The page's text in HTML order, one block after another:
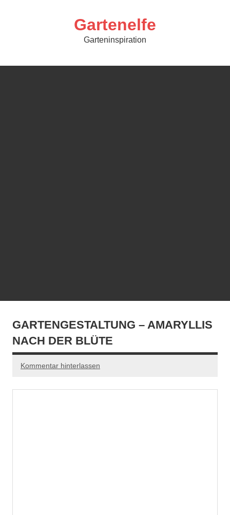
Gartenelfe
Garteninspiration
GARTENGESTALTUNG – AMARYLLIS
NACH DER BLÜTE
Kommentar hinterlassen